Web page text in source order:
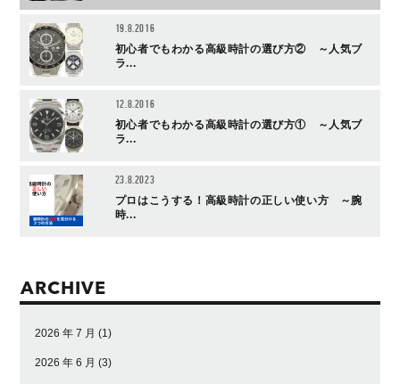
19.8.2016
初心者でもわかる高級時計の選び方② ～人気ブ
ラ...
12.8.2016
初心者でもわかる高級時計の選び方① ～人気ブ
ラ...
23.8.2023
プロはこうする！高級時計の正しい使い方 ～腕
時...
ARCHIVE
2026 年 7 月 (1)
2026 年 6 月 (3)